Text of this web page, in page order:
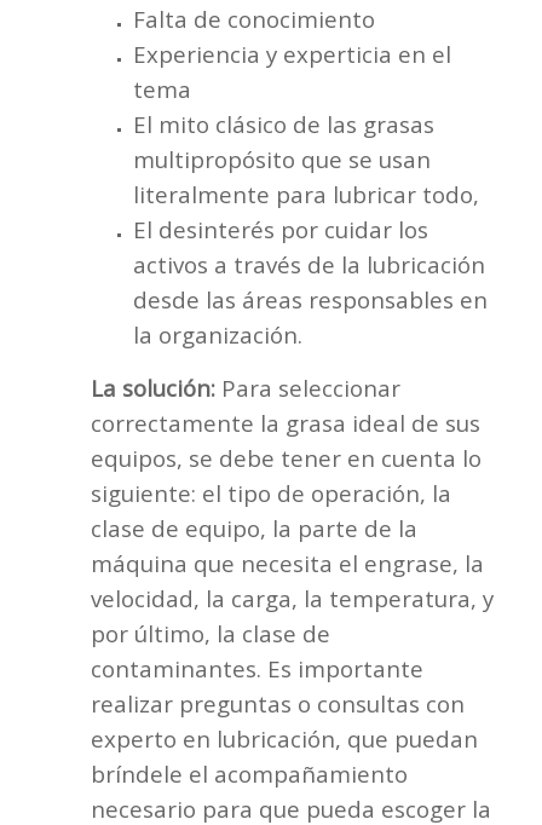
Falta de conocimiento
Experiencia y experticia en el
tema
El mito clásico de las grasas
multipropósito que se usan
literalmente para lubricar todo,
El desinterés por cuidar los
activos a través de la lubricación
desde las áreas responsables en
la organización.
La solución: Para seleccionar
correctamente la grasa ideal de sus
equipos, se debe tener en cuenta lo
siguiente: el tipo de operación, la
clase de equipo, la parte de la
máquina que necesita el engrase, la
velocidad, la carga, la temperatura, y
por último, la clase de
contaminantes. Es importante
realizar preguntas o consultas con
experto en lubricación, que puedan
bríndele el acompañamiento
necesario para que pueda escoger la